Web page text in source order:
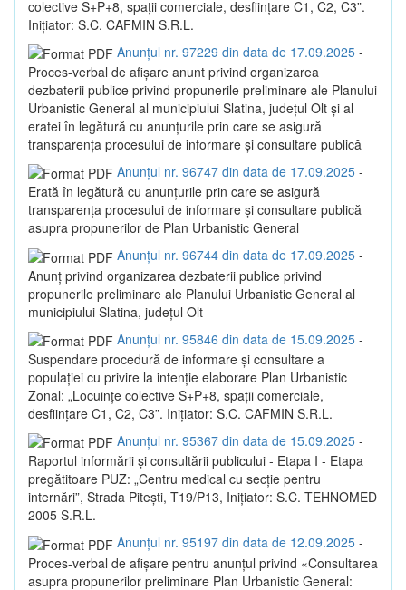
colective S+P+8, spații comerciale, desființare C1, C2, C3”.
Inițiator: S.C. CAFMIN S.R.L.
Anunțul nr. 97229 din data de 17.09.2025 -
Proces-verbal de afișare anunt privind organizarea
dezbaterii publice privind propunerile preliminare ale Planului
Urbanistic General al municipiului Slatina, județul Olt și al
eratei în legătură cu anunțurile prin care se asigură
transparența procesului de informare și consultare publică
Anunțul nr. 96747 din data de 17.09.2025 -
Erată în legătură cu anunțurile prin care se asigură
transparența procesului de informare și consultare publică
asupra propunerilor de Plan Urbanistic General
Anunțul nr. 96744 din data de 17.09.2025 -
Anunț privind organizarea dezbaterii publice privind
propunerile preliminare ale Planului Urbanistic General al
municipiului Slatina, județul Olt
Anunțul nr. 95846 din data de 15.09.2025 -
Suspendare procedură de informare și consultare a
populației cu privire la intenție elaborare Plan Urbanistic
Zonal: „Locuințe colective S+P+8, spații comerciale,
desființare C1, C2, C3”. Inițiator: S.C. CAFMIN S.R.L.
Anunțul nr. 95367 din data de 15.09.2025 -
Raportul informării și consultării publicului - Etapa I - Etapa
pregătitoare PUZ: „Centru medical cu secție pentru
internări”, Strada Pitești, T19/P13, Inițiator: S.C. TEHNOMED
2005 S.R.L.
Anunțul nr. 95197 din data de 12.09.2025 -
Proces-verbal de afișare pentru anunțul privind «Consultarea
asupra propunerilor preliminare Plan Urbanistic General: